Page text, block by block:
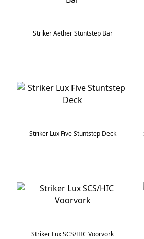
Striker Aether Stuntstep Bar
Striker Lux Five Stuntstep Deck
Striker Lux SCS/HIC Voorvork